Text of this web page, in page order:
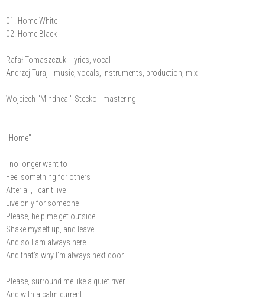
01. Home White
02. Home Black
Rafał Tomaszczuk - lyrics, vocal
Andrzej Turaj - music, vocals, instruments, production, mix
Wojciech "Mindheal" Stecko - mastering
"Home"
I no longer want to
Feel something for others
After all, I can’t live
Live only for someone
Please, help me get outside
Shake myself up, and leave
And so I am always here
And that’s why I’m always next door
Please, surround me like a quiet river
And with a calm current